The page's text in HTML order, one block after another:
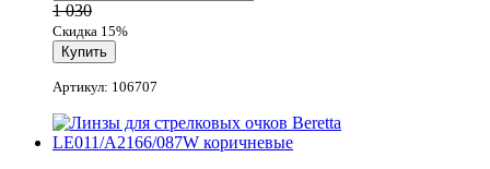
1 030
Скидка 15%
Артикул: 106707